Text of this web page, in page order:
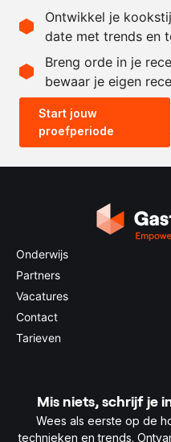
Recept omrekenen
-
0.5x 1x
Ontwikkel je
date met trends en
Breng orde in je
bewaar je eigen
Start jouw
proefperiode
Onderwijs
Partners
Vacatures
Contact
Tarieven
Mis niets, schrijf je
Wees als eerste op de
technieken en trends.